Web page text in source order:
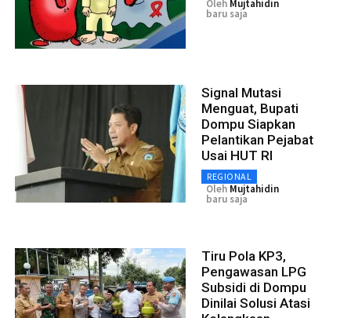
Oleh Mujtahidin
baru saja
Signal Mutasi
Menguat, Bupati
Dompu Siapkan
Pelantikan Pejabat
Usai HUT RI
REGIONAL
Oleh Mujtahidin
baru saja
Tiru Pola KP3,
Pengawasan LPG
Subsidi di Dompu
Dinilai Solusi Atasi